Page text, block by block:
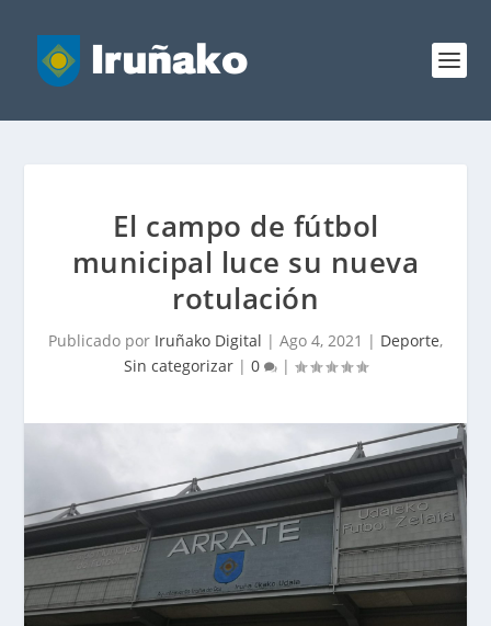
El campo de fútbol
municipal luce su nueva
rotulación
Publicado por Iruñako Digital | Ago 4, 2021 | Deporte,
Sin categorizar | 0 |